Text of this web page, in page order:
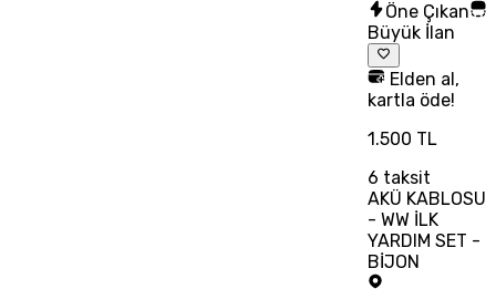
Öne Çıkan
Büyük İlan
Elden al,
kartla öde!
1.500 TL
6 taksit
AKÜ KABLOSU
- WW İLK
YARDIM SET -
BİJON